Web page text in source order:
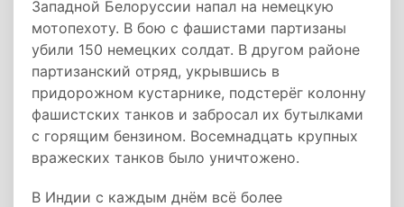
Западной Белоруссии напал на немецкую
мотопехоту. В бою с фашистами партизаны
убили 150 немецких солдат. В другом районе
партизанский отряд, укрывшись в
придорожном кустарнике, подстерёг колонну
фашистских танков и забросал их бутылками
с горящим бензином. Восемнадцать крупных
вражеских танков было уничтожено.
В Индии с каждым днём всё более